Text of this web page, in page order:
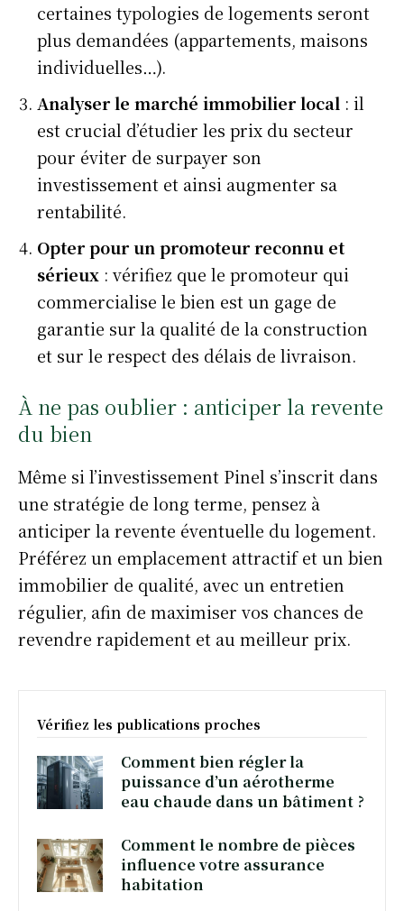
certaines typologies de logements seront
plus demandées (appartements, maisons
individuelles…).
Analyser le marché immobilier local : il
est crucial d’étudier les prix du secteur
pour éviter de surpayer son
investissement et ainsi augmenter sa
rentabilité.
Opter pour un promoteur reconnu et
sérieux : vérifiez que le promoteur qui
commercialise le bien est un gage de
garantie sur la qualité de la construction
et sur le respect des délais de livraison.
À ne pas oublier : anticiper la revente
du bien
Même si l’investissement Pinel s’inscrit dans
une stratégie de long terme, pensez à
anticiper la revente éventuelle du logement.
Préférez un emplacement attractif et un bien
immobilier de qualité, avec un entretien
régulier, afin de maximiser vos chances de
revendre rapidement et au meilleur prix.
Vérifiez les publications proches
Comment bien régler la
puissance d’un aérotherme
eau chaude dans un bâtiment ?
Comment le nombre de pièces
influence votre assurance
habitation